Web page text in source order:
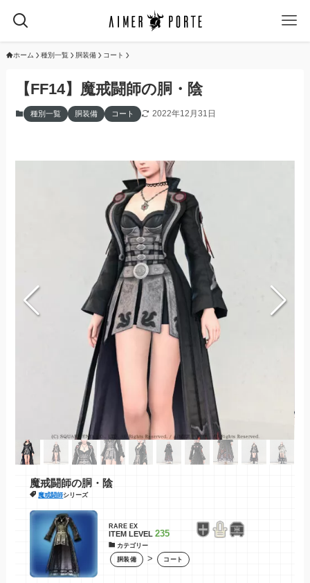
ホーム 種別一覧 胴装備 コート
【FF14】魔戒闘師の胴・陰
種別一覧 胴装備 コート 2022年12月31日
魔戒闘師の胴・陰
魔戒闘師シリーズ
RARE EX
ITEM LEVEL 235
カテゴリー
胴装備 > コート